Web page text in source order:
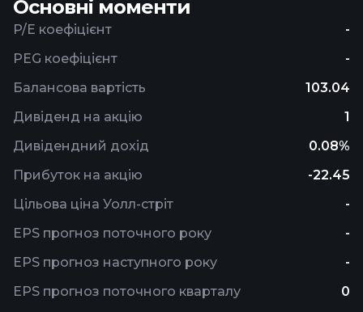
Основні моменти
P/E коефіцієнт
-
PEG коефіцієнт
-
Балансова вартість
103.04
Дивіденд на акцію
1
Дивідендний дохід
0.08%
Прибуток на акцію
-22.45
Цільова ціна Уолл-стріт
-
EPS прогноз поточного року
-
EPS прогноз наступного року
-
EPS прогноз поточного кварталу
0